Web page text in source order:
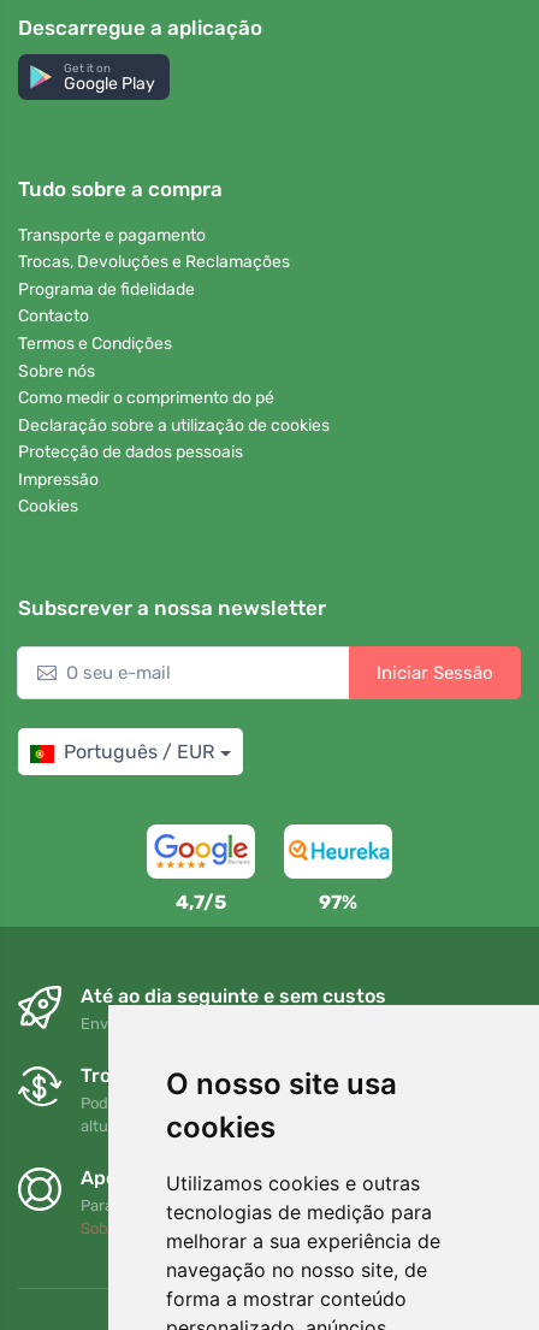
O nosso site usa
cookies
Utilizamos cookies e outras
tecnologias de medição para
melhorar a sua experiência de
navegação no nosso site, de
forma a mostrar conteúdo
Descarregue a aplicação
Get it on
Google Play
Tudo sobre a compra
Transporte e pagamento
Trocas, Devoluções e Reclamações
Programa de fidelidade
Contacto
Termos e Condições
Sobre nós
Como medir o comprimento do pé
Declaração sobre a utilização de cookies
Protecção de dados pessoais
Impressão
Cookies
Subscrever a nossa newsletter
Iniciar Sessão
Português / EUR
4,7/5 97%
Até ao dia seguinte e sem custos
Envio gratuito para encomendas superiores a 80 EUR
Trocas e devoluções gratuitas
Pode devolver ou trocar a sua encomenda em qualquer
altura no prazo de 90 dias
Apoiamos a Trees.org
Para cada encomenda plantamos uma árvore! Leia mais
Sobre nós